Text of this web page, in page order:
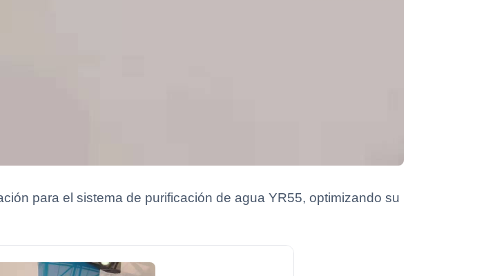
para el sistema de purificación de agua YR55, optimizando su